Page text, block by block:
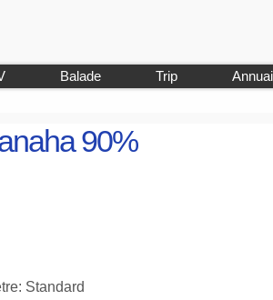
Balade Trip
90%
Standard